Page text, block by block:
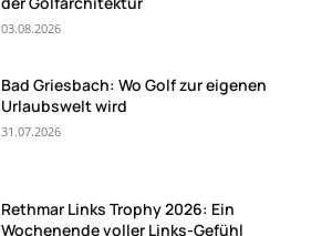
03.08.2026
Bad Griesbach: Wo Golf zur eigenen
Urlaubswelt wird
31.07.2026
Rethmar Links Trophy 2026: Ein
Wochenende voller Links-Gefühl